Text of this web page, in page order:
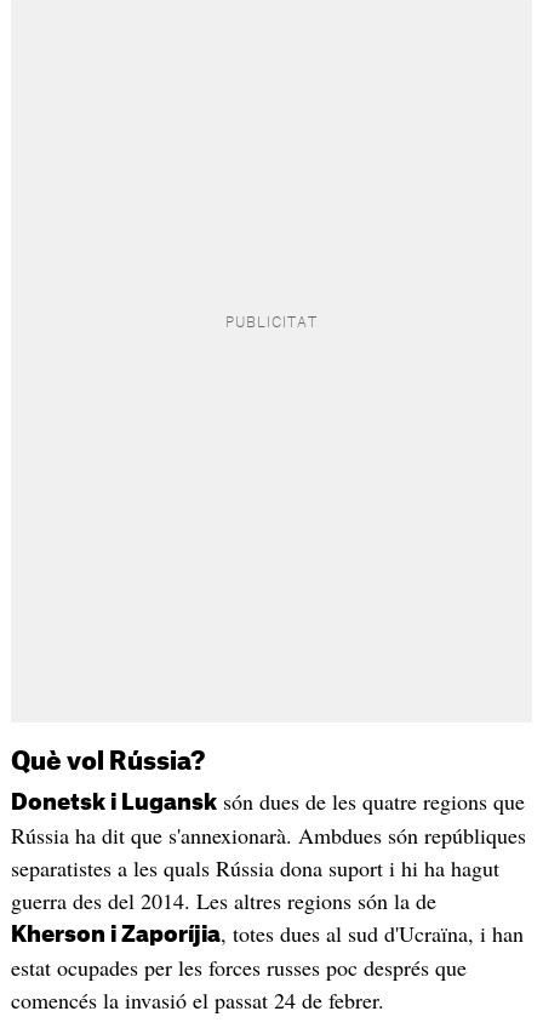
Què vol Rússia?
Donetsk i Lugansksón dues de les quatre regions que
Rússia ha dit que s'annexionarà. Ambdues són repúbliques
separatistes a les quals Rússia dona suport i hi ha hagut
guerra des del 2014. Les altres regions són la de
Kherson i Zaporíjia, totes dues al sud d'Ucraïna, i han
estat ocupades per les forces russes poc després que
comencés la invasió el passat 24 de febrer.